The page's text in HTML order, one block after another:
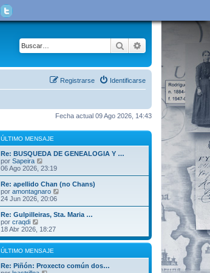
Buscar Búsqueda
Identificarse
Registrarse
Fecha actual 09 Ago 2026, 14:43
ÚLTIMO MENSAJE
Re: BUSQUEDA DE GENEALOGIA Y …
por Sapeira
e
r
ú
l
t
o
m
e
n
s
a
e
06 Ago 2026, 23:19
Re: apellido Chan (no Chans)
por amontagnaro
r
ú
m
m
e
24 Jun 2026, 20:06
Re: Gulpilleiras, Sta. Maria …
por craqdi
e
r
ú
l
t
i
18 Abr 2026, 18:27
ÚLTIMO MENSAJE
Re: Piñón: Proxecto común dos…